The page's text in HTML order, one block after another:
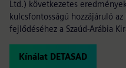
Ltd.) következetes
kulcsfontosságú hozzájáruló
fejlődéséhez a Szaúd-Arábia
Kínálat DETASAD